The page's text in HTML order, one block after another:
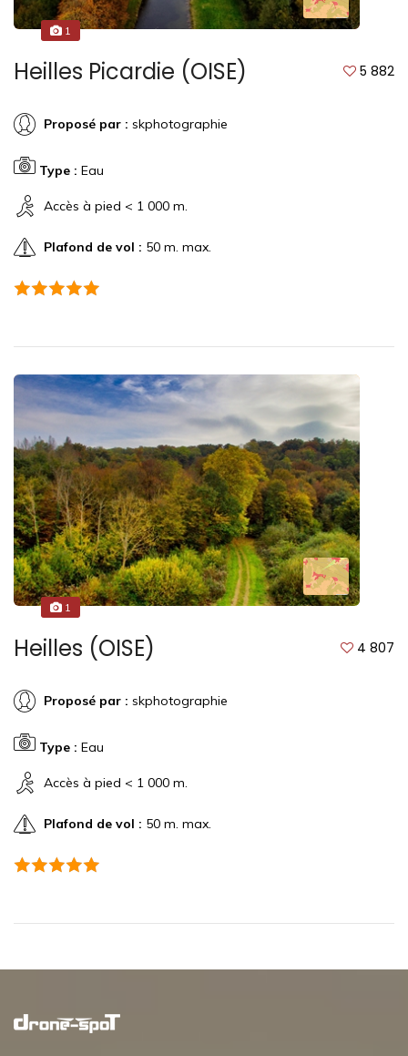
1
Heilles Picardie (OISE) 5 882
Proposé par : skphotographie
Type : Eau
Accès à pied < 1 000 m.
Plafond de vol : 50 m. max.
1
Heilles (OISE) 4 807
Proposé par : skphotographie
Type : Eau
Accès à pied < 1 000 m.
Plafond de vol : 50 m. max.